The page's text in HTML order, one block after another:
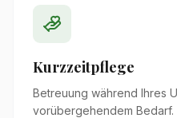
Kurzzeitpflege
Betreuung während Ihres
vorübergehendem Bedarf.